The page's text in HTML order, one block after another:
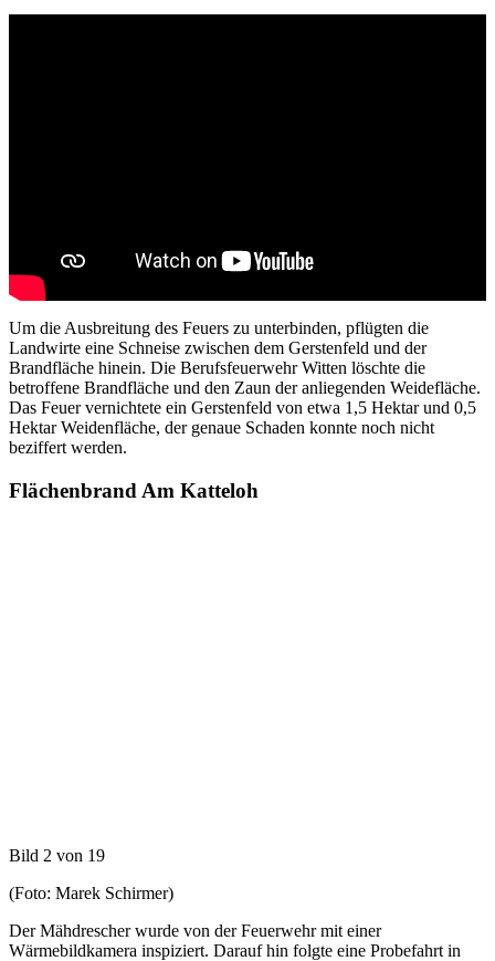
Um die Ausbreitung des Feuers zu unterbinden, pflügten die
Landwirte eine Schneise zwischen dem Gerstenfeld und der
Brandfläche hinein. Die Berufsfeuerwehr Witten löschte die
betroffene Brandfläche und den Zaun der anliegenden Weidefläche.
Das Feuer vernichtete ein Gerstenfeld von etwa 1,5 Hektar und 0,5
Hektar Weidenfläche, der genaue Schaden konnte noch nicht
beziffert werden.
Flächenbrand Am Katteloh
Bild 2 von 19
(Foto: Marek Schirmer)
Der Mähdrescher wurde von der Feuerwehr mit einer
Wärmebildkamera inspiziert. Darauf hin folgte eine Probefahrt in